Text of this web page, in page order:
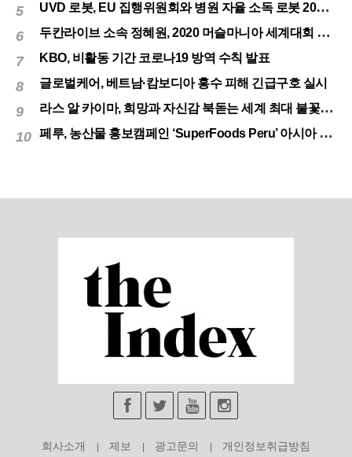
5 UVD 로봇, EU 집행위원회와 병원 자율 소독 로봇 200대 공급 계약
6 두칸라이브 소속 정혜원, 2020 머슬마니아 세계대회 우승
7 KBO, 비활동 기간 코로나19 방역 수칙 발표
8 글로벌케어, 베트남·캄보디아 홍수 피해 긴급구호 실시
9 라스 알 카이마, 희망과 자신감 북돋는 세계 최대 불꽃놀이
10 페루, 농산물 홍보캠페인 ‘SuperFoods Peru’ 아시아 진출개척
회사소개 제보 광고문의
개인정보취급방침